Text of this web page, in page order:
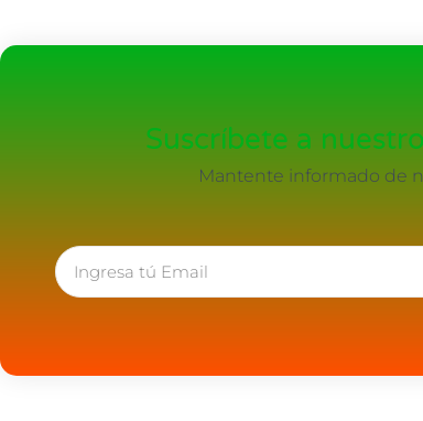
Suscríbete a
Mantente informado de